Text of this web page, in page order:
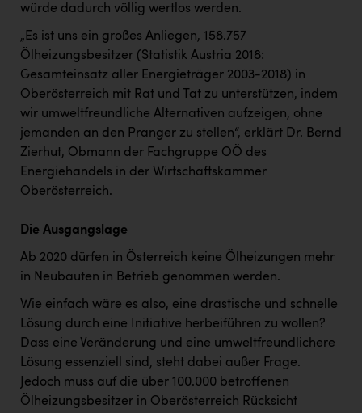
RE/MAX Welcome
Resch&Frisch
RUBBLE MASTER
Ruderclub Wels
SCRI - Salzburg Cancer Research Institute
SCHMACHTL GmbH
Schwingshandl - automation technology gmbh
Seher + Partner
Smurfit Westrock Nettingsdorf
TCL
TGW Logistics
TRAILOMAT & Cycling Austria
VERITAS
würde dadurch völlig wertlos werden.
„Es ist uns ein großes Anliegen, 158.757
Ölheizungsbesitzer (Statistik Austria 2018:
Gesamteinsatz aller Energieträger 2003-2018) in
Oberösterreich mit Rat und Tat zu unterstützen, indem
wir umweltfreundliche Alternativen aufzeigen, ohne
jemanden an den Pranger zu stellen“, erklärt Dr. Bernd
Zierhut, Obmann der Fachgruppe OÖ des
Energiehandels in der Wirtschaftskammer
Oberösterreich.
Die Ausgangslage
Ab 2020 dürfen in Österreich keine Ölheizungen mehr
in Neubauten in Betrieb genommen werden.
Wie einfach wäre es also, eine drastische und schnelle
Lösung durch eine Initiative herbeiführen zu wollen?
Dass eine Veränderung und eine umweltfreundlichere
Lösung essenziell sind, steht dabei außer Frage.
Jedoch muss auf die über 100.000 betroffenen
Ölheizungsbesitzer in Oberösterreich Rücksicht